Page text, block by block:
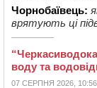
Чорнобаївець:
врятують ці
воду та
07 СЕРПНЯ 2026, 10:56